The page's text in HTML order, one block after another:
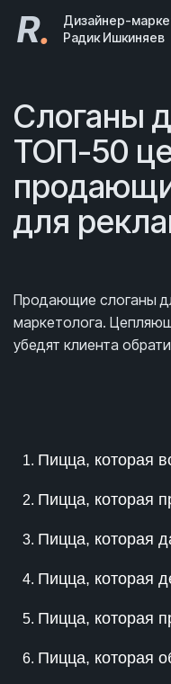
R.
Дизайнер-
Радик Ишкиняев
Слоганы
ТОП-50
для
Продающие слоганы
маркетолога.
убедят клиента
Пицца, которая
Пицца, которая
Пицца, которая
Пицца, которая
Пицца, которая
Пицца, которая